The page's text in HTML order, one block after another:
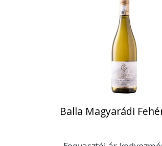
Balla Magyarádi